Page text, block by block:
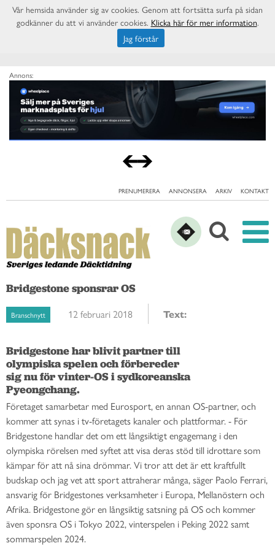
Annons:
PRENUMERERA ANNONSERA ARKIV KONTAKT
Bridgestone sponsrar OS
Branschnytt 12 februari 2018 Text:
Bridgestone har blivit partner till
olympiska spelen och förbereder
sig nu för vinter-OS i sydkoreanska
Pyeongchang.
Företaget samarbetar med Eurosport, en annan OS-partner, och
kommer att synas i tv-företagets kanaler och plattformar. - För
Bridgestone handlar det om ett långsiktigt engagemang i den
olympiska rörelsen med syftet att visa deras stöd till idrottare som
kämpar för att nå sina drömmar. Vi tror att det är ett kraftfullt
budskap och jag vet att sport attraherar många, säger Paolo Ferrari,
ansvarig för Bridgestones verksamheter i Europa, Mellanöstern och
Afrika. Bridgestone gör en långsiktig satsning på OS och kommer
även sponsra OS i Tokyo 2022, vinterspelen i Peking 2022 samt
sommarspelen 2024.
Vår hemsida använder sig av cookies. Genom att fortsätta surfa på sidan
godkänner du att vi använder cookies. Klicka här för mer information.
Jag förstår